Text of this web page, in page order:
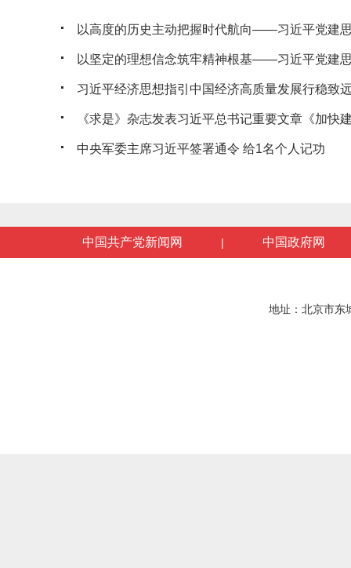
以高度的历史主动把握时代航向——习近平党建
以坚定的理想信念筑牢精神根基——习近平党建
习近平经济思想指引中国经济高质量发展行稳致
《求是》杂志发表习近平总书记重要文章《加快
中央军委主席习近平签署通令 给1名个人记功
中国共产党新闻网 | 中国政府网
地址：北京市东